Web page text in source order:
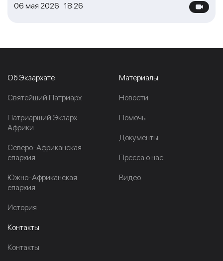
06 мая 2026 18:26
Об Экзархате
Cвятейший Патриарх
Патриарший Экзарх
Африки
Северо-Африканская
епархия
Южно-Африканская
епархия
История
Материалы
Новости
Помочь
Документы
Пресса о нас
Видео
Контакты
Контакты